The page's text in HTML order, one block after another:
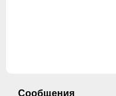
Сообщения